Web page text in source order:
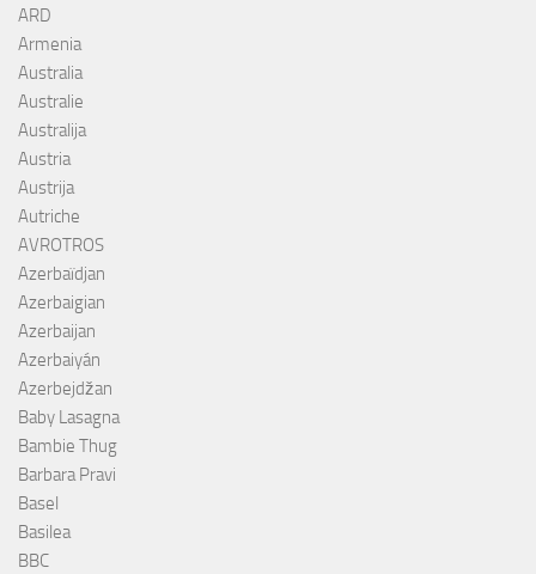
ARD
Armenia
Australia
Australie
Australija
Austria
Austrija
Autriche
AVROTROS
Azerbaïdjan
Azerbaigian
Azerbaijan
Azerbaiyán
Azerbejdžan
Baby Lasagna
Bambie Thug
Barbara Pravi
Basel
Basilea
BBC